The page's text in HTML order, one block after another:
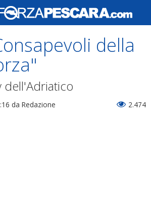
della
dell'Adriatico
da Redazione 2.474